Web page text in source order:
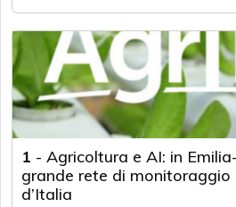
1 - Agricoltura e AI: in
grande rete di monitoraggio
d’Italia